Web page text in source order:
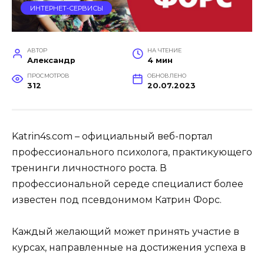
ИНТЕРНЕТ-СЕРВИСЫ
АВТОР
Александр
НА ЧТЕНИЕ
4 мин
ПРОСМОТРОВ
312
ОБНОВЛЕНО
20.07.2023
Katrin4s.com – официальный веб-портал
профессионального психолога, практикующего
тренинги личностного роста. В
профессиональной середе специалист более
известен под псевдонимом Катрин Форс.
Каждый желающий может принять участие в
курсах, направленные на достижения успеха в